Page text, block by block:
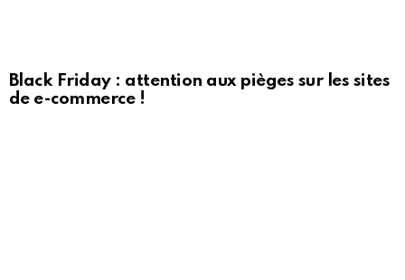
Black Friday : attention aux pièges sur les sites
de e-commerce !